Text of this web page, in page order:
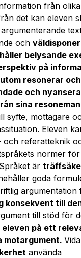
från
det kan eleven
och
belysande
på
resonerar
och
sina
syfte, mottagare
Eleven
och referatteknik
normer för
är
goda
konsekvent till
till stöd för
eleven på ett
motargument.
använda